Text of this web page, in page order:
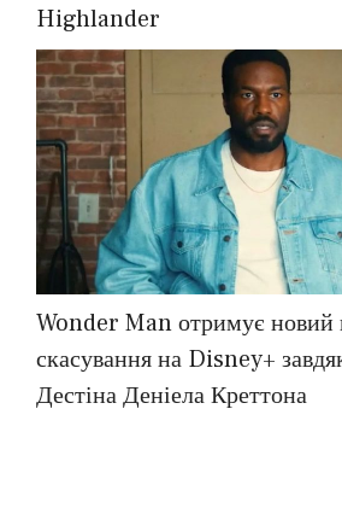
Highlander
Wonder Man отримує новий
скасування на Disney+
Дестіна Деніела Креттона